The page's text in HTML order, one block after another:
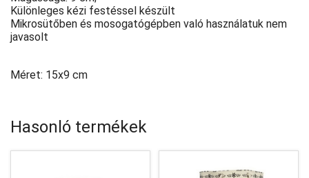
Különleges kézi festéssel készült
Mikrosütőben és mosogatógépben való használatuk nem
javasolt
Méret: 15x9 cm
Hasonló termékek